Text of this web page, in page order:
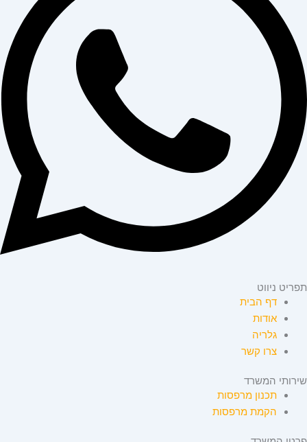
תפריט ניווט
דף הבית
אודות
גלריה
צרו קשר
שירותי המשרד
תכנון מרפסות
הקמת מרפסות